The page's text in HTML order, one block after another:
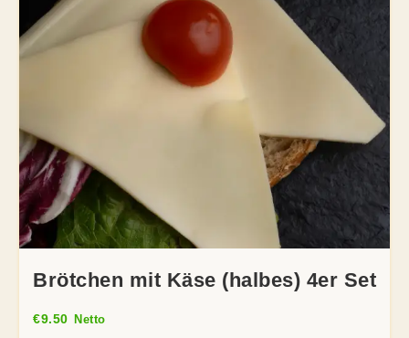
Brötchen mit Käse (halbes) 4er Set
€9.50 Netto